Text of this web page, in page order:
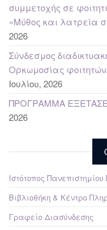
συμμετοχής σε
«Μύθος και λατρεία
2026
Σύνδεσμος
Ορκωμοσίας
Ιουλίου, 2026
ΠΡΟΓΡΑΜΜΑ
2026
Ιστότοπος
Βιβλιοθήκη & Κέντρο
Γραφείο Διασύνδεσης